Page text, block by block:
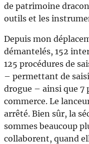
de patrimoine
outils et les
Depuis mon
démantelés, 152
125 procédures de
– permettant de
drogue – ainsi que 7
commerce. Le
arrêté. Bien sûr, la
sommes beaucoup
collaborent, quand